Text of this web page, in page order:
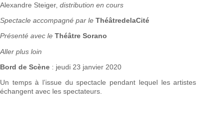
Alexandre Steiger, distribution en cours
Spectacle accompagné par le ThéâtredelaCité
Présenté avec le Théâtre Sorano
Aller plus loin
Bord de Scène : jeudi 23 janvier 2020
Un temps à l’issue du spectacle pendant lequel les artistes
échangent avec les spectateurs.